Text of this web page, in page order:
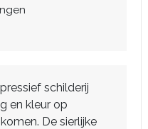
schilderij
en kleur op
De sierlijke